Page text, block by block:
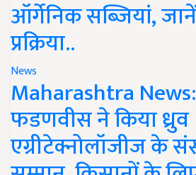
ऑर्गेनिक सब्जियां,
प्रक्रिया..
News
Maharashtra
फडणवीस ने किया ध्रुव
एग्रीटेक्नोलॉजीज के